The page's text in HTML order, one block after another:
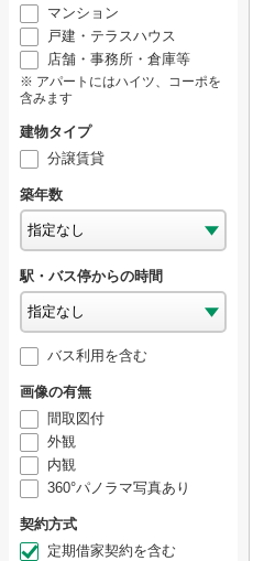
マンション
戸建・テラスハウス
店舗・事務所・倉庫等
アパートにはハイツ、コーポを
含みます
建物タイプ
分譲賃貸
築年数
駅・バス停からの時間
バス利用を含む
画像の有無
間取図付
外観
内観
360°パノラマ写真あり
契約方式
定期借家契約を含む